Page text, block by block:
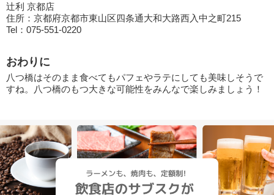
辻利 京都店
住所：京都府京都市東山区四条通大和大路西入中之町215
Tel：075-551-0220
おわりに
八つ橋はそのまま食べてもパフェやラテにしても美味しそうで
すね。八つ橋のもつ大きな可能性をみんなで楽しみましょう！